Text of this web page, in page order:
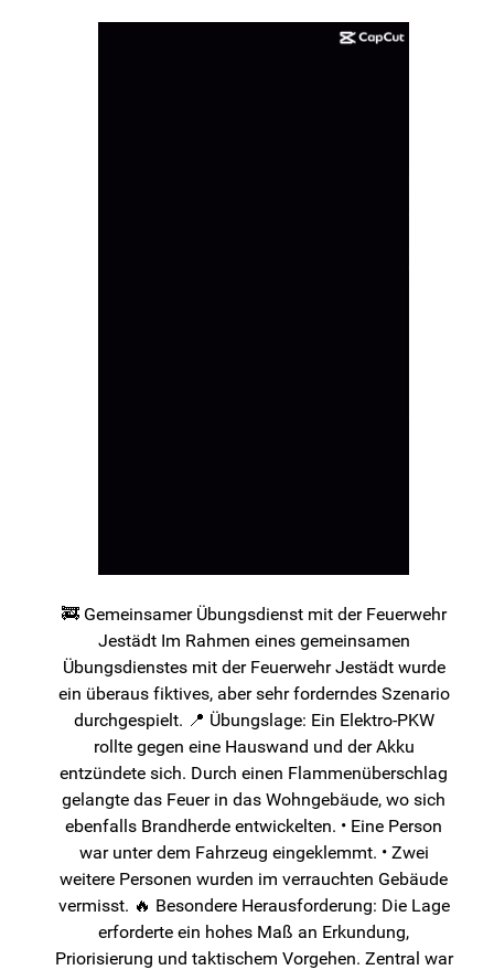
🚒 Gemeinsamer Übungsdienst mit der Feuerwehr
Jestädt Im Rahmen eines gemeinsamen
Übungsdienstes mit der Feuerwehr Jestädt wurde
ein überaus fiktives, aber sehr forderndes Szenario
durchgespielt. 📍 Übungslage: Ein Elektro-PKW
rollte gegen eine Hauswand und der Akku
entzündete sich. Durch einen Flammenüberschlag
gelangte das Feuer in das Wohngebäude, wo sich
ebenfalls Brandherde entwickelten. • Eine Person
war unter dem Fahrzeug eingeklemmt. • Zwei
weitere Personen wurden im verrauchten Gebäude
vermisst. 🔥 Besondere Herausforderung: Die Lage
erforderte ein hohes Maß an Erkundung,
Priorisierung und taktischem Vorgehen. Zentral war